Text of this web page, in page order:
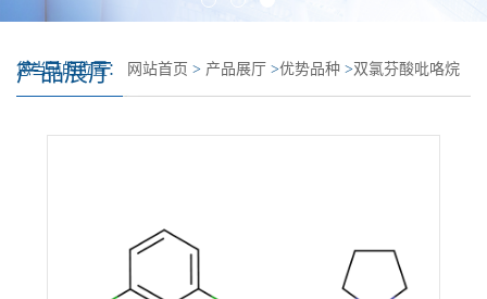
产品展厅
您当前的位置： 网站首页 > 产品展厅 >优势品种 >双氯芬酸吡咯烷